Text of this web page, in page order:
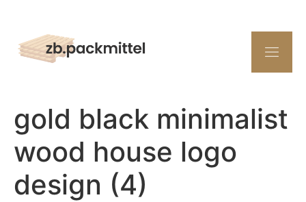
gold black minimalist
wood house logo
design (4)